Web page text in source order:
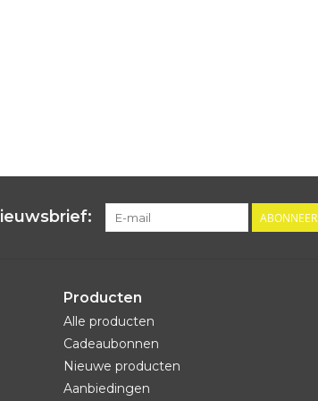
ABONNEER
Producten
Alle producten
Cadeaubonnen
Nieuwe producten
Aanbiedingen